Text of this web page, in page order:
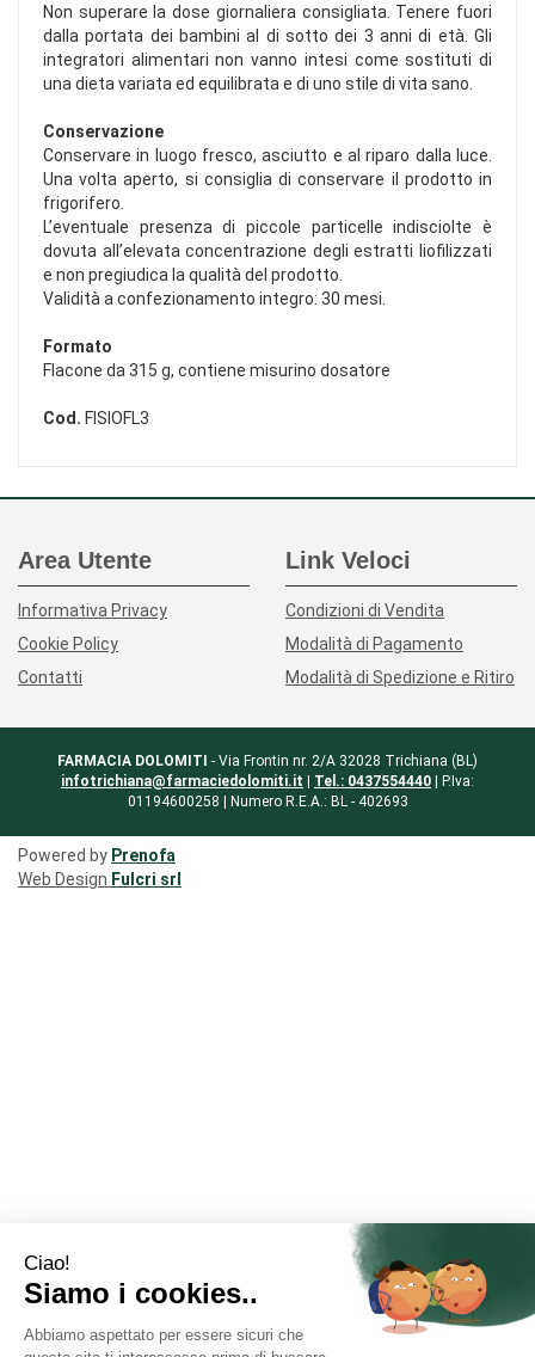
Non superare la dose giornaliera consigliata. Tenere fuori
dalla portata dei bambini al di sotto dei 3 anni di età. Gli
integratori alimentari non vanno intesi come sostituti di
una dieta variata ed equilibrata e di uno stile di vita sano.
Conservazione
Conservare in luogo fresco, asciutto e al riparo dalla luce.
Una volta aperto, si consiglia di conservare il prodotto in
frigorifero.
L’eventuale presenza di piccole particelle indisciolte è
dovuta all’elevata concentrazione degli estratti liofilizzati
e non pregiudica la qualità del prodotto.
Validità a confezionamento integro: 30 mesi.
Formato
Flacone da 315 g, contiene misurino dosatore
Cod. FISIOFL3
Area Utente
Informativa Privacy
Cookie Policy
Contatti
Link Veloci
Condizioni di Vendita
Modalità di Pagamento
Modalità di Spedizione e Ritiro
FARMACIA DOLOMITI - Via Frontin nr. 2/A 32028 Trichiana (BL)
infotrichiana@farmaciedolomiti.it
Tel.: 0437554440 | P.Iva:
01194600258 | Numero R.E.A.: BL - 402693
Powered by Prenofa
Web Design Fulcri srl